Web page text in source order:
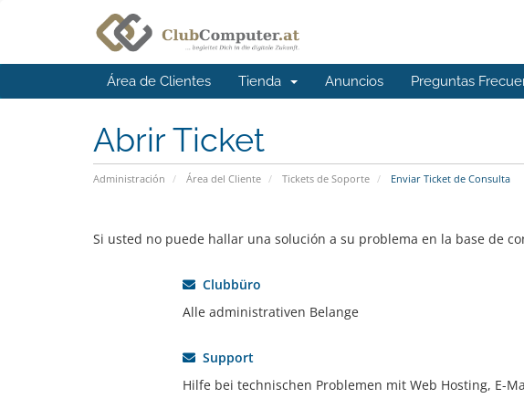
Área de Clientes Tienda Anuncios Preguntas
Abrir Ticket
Administración Área del Cliente Tickets de Soporte Enviar Ticket de Consulta
Si usted no puede hallar una solución a su problema en la base de
Clubbüro
Alle administrativen Belange
Support
Hilfe bei technischen Problemen mit Web Hosting, E-